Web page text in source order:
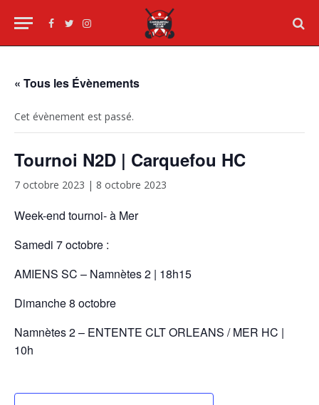
Facebook
TwitterInstagram
« Tous les Évènements
Cet évènement est passé.
Tournoi N2D | Carquefou HC
7 octobre 2023 | 8 octobre 2023
Week-end tournoi- à Mer
Samedi 7 octobre :
AMIENS SC – Namnètes 2 | 18h15
Dimanche 8 octobre
Namnètes 2 – ENTENTE CLT ORLEANS / MER HC |
10h